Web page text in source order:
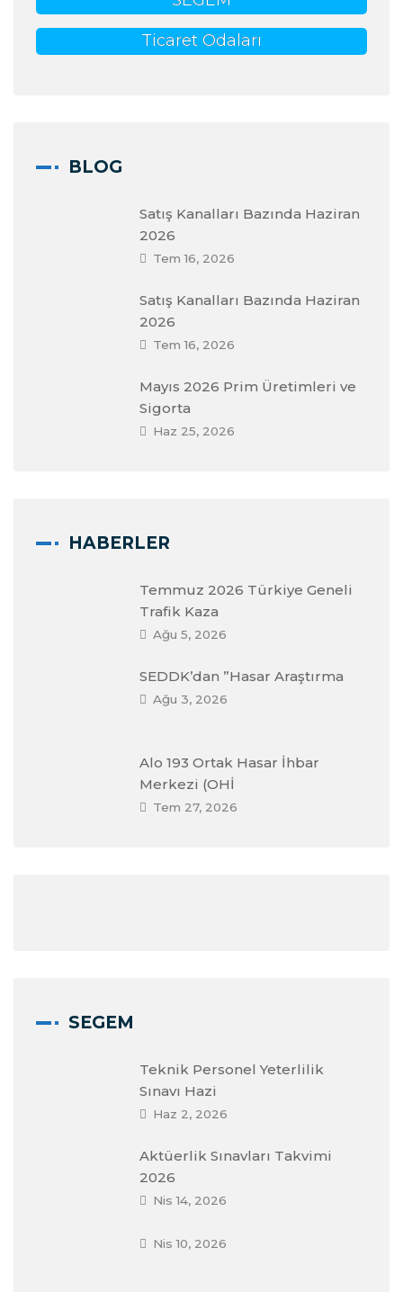
Ticaret Odaları
BLOG
Satış Kanalları Bazında Haziran
2026
Tem 16, 2026
Satış Kanalları Bazında Haziran
2026
Tem 16, 2026
Mayıs 2026 Prim Üretimleri ve
Sigorta
Haz 25, 2026
HABERLER
Temmuz 2026 Türkiye Geneli
Trafik Kaza
Ağu 5, 2026
SEDDK’dan ”Hasar Araştırma
Ağu 3, 2026
Alo 193 Ortak Hasar İhbar
Merkezi (OHİ
Tem 27, 2026
SEGEM
Teknik Personel Yeterlilik
Sınavı Hazi
Haz 2, 2026
Aktüerlik Sınavları Takvimi
2026
Nis 14, 2026
Nis 10, 2026